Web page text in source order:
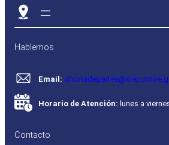
Hablemos
Email:
Horario de Atención: lunes a
Contacto